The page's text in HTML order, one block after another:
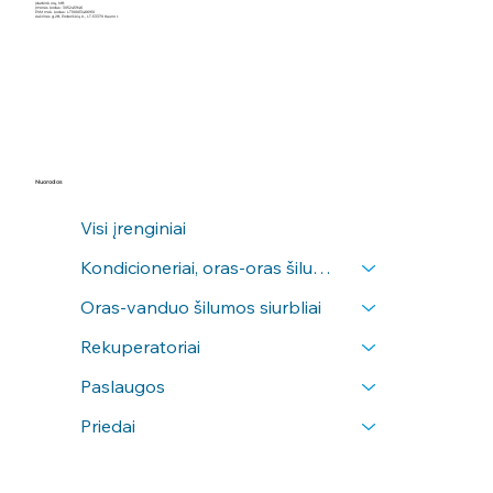
Įdarbink orą, MB
Įmonės kodas: 305245946
PVM mok. kodas: LT100013466910
Aušrinės g.28, Poderiškių k., LT-53370 Kauno r.
Nuorodos
Visi įrenginiai
Kondicioneriai, oras-oras šilumos siurbliai
Oras-vanduo šilumos siurbliai
Rekuperatoriai
Paslaugos
Priedai